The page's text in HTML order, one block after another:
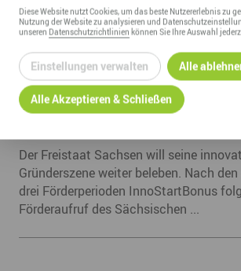
wieder möglich
10.08.2020
FORTFÜHRUNG DER
INNOSTARTBONUS: VIERTER
Der Freistaat Sachsen will seine
Gründerszene weiter beleben. Nach
drei Förderperioden InnoStartBonus
Förderaufruf des Sächsischen ...
DieseWebsitenutzt Cookies, um das beste Nutzererlebnis zu
Nutzung derWebsitezu analysieren und
unseren Datenschutzrichtlinien können Sie Ihre Auswahl
Einstellungen verwalten Alle
Alle Akzeptieren & Schließen